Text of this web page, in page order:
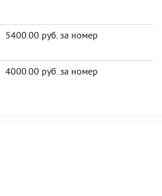
5400.00 руб. за номер
4000.00 руб. за номер